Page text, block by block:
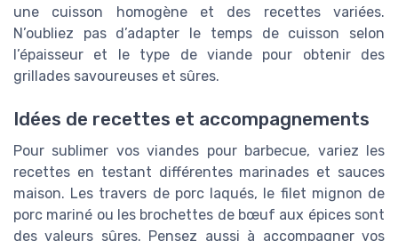
une cuisson homogène et des recettes variées.
N’oubliez pas d’adapter le temps de cuisson selon
l’épaisseur et le type de viande pour obtenir des
grillades savoureuses et sûres.
Idées de recettes et accompagnements
Pour sublimer vos viandes pour barbecue, variez les
recettes en testant différentes marinades et sauces
maison. Les travers de porc laqués, le filet mignon de
porc mariné ou les brochettes de bœuf aux épices sont
des valeurs sûres. Pensez aussi à accompagner vos